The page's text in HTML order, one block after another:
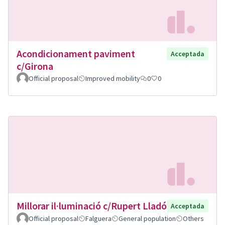
Acondicionament paviment
c/Girona
Acceptada
Official proposal Improved mobility 0 0
Millorar il·luminació c/Rupert Lladó Acceptada
Official proposal
Falguera General population
Others